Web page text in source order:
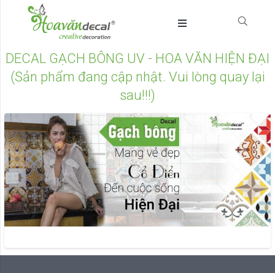
DECAL GẠCH BÔNG UV - HOA VĂN HIỆN ĐẠI
(Sản phẩm đang cập nhật. Vui lòng quay lại
sau!!!)